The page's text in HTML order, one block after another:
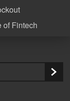
of Fintech